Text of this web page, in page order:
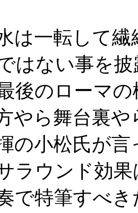
は一転して
はない事を披
後のローマの
やら舞台裏
の小松氏が
ラウンド効
で特筆すべ